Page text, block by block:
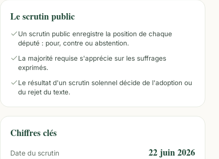
Le scrutin public
Un scrutin public enregistre la position de chaque
député : pour, contre ou abstention.
La majorité requise s'apprécie sur les suffrages
exprimés.
Le résultat d'un scrutin solennel décide de l'adoption ou
du rejet du texte.
Chiffres clés
Date du scrutin 22 juin 2026